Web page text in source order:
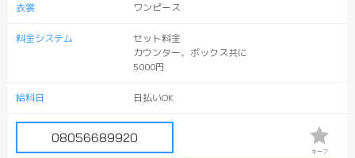
衣裳 ワンピース
料金システム
セット料金
カウンター、ボックス共に
5000円
給料日 日払いOK
08056689920
キープ